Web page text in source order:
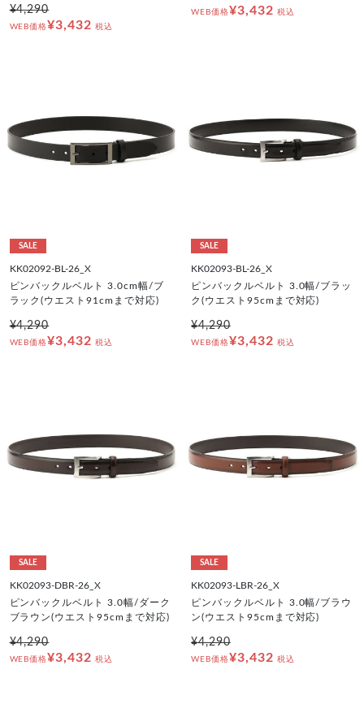
¥4,290
WEB価格¥3,432 税込
WEB価格¥3,432 税込
SALE
KK02092-BL-26_X
ピンバックルベルト 3.0cm幅/ブ
ラック(ウエスト91cmまで対応)
¥4,290
WEB価格¥3,432 税込
SALE
KK02093-BL-26_X
ピンバックルベルト 3.0幅/ブラッ
ク(ウエスト95cmまで対応)
¥4,290
WEB価格¥3,432 税込
SALE
KK02093-DBR-26_X
ピンバックルベルト 3.0幅/ダーク
ブラウン(ウエスト95cmまで対応)
¥4,290
WEB価格¥3,432 税込
SALE
KK02093-LBR-26_X
ピンバックルベルト 3.0幅/ブラウ
ン(ウエスト95cmまで対応)
¥4,290
WEB価格¥3,432 税込